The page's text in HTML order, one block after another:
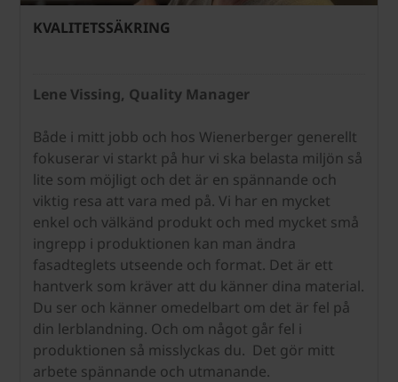
KVALITETSSÄKRING
Lene Vissing, Quality Manager
Både i mitt jobb och hos Wienerberger generellt
fokuserar vi starkt på hur vi ska belasta miljön så
lite som möjligt och det är en spännande och
viktig resa att vara med på. Vi har en mycket
enkel och välkänd produkt och med mycket små
ingrepp i produktionen kan man ändra
fasadteglets utseende och format. Det är ett
hantverk som kräver att du känner dina material.
Du ser och känner omedelbart om det är fel på
din lerblandning. Och om något går fel i
produktionen så misslyckas du. Det gör mitt
arbete spännande och utmanande.